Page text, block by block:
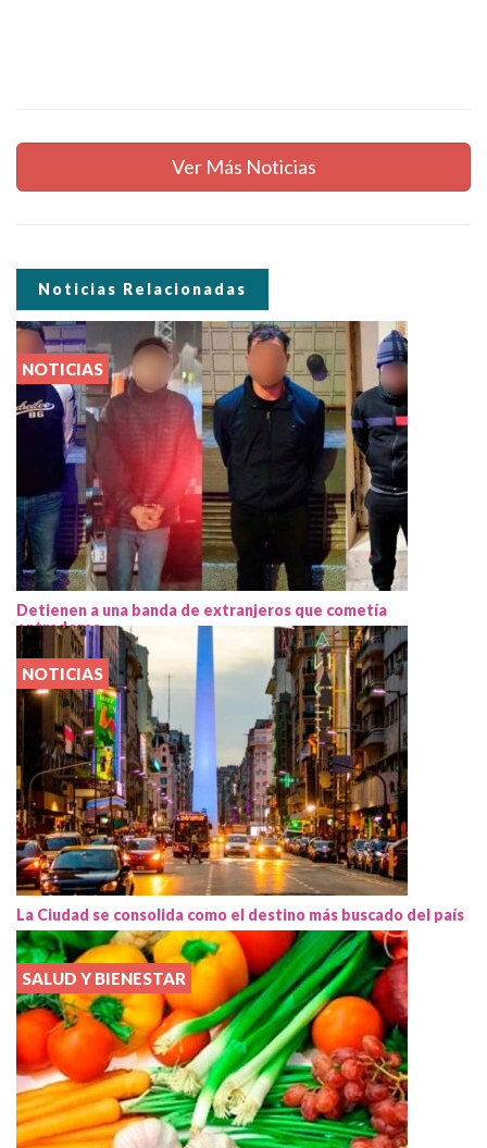
Ver Más Noticias
Noticias Relacionadas
NOTICIAS
Detienen a una banda de extranjeros que cometía
entraderas
NOTICIAS
La Ciudad se consolida como el destino más buscado del país
SALUD Y BIENESTAR